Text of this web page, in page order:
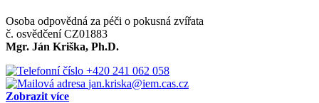
Osoba odpovědná za péči o pokusná zvířata
č. osvědčení CZ01883
Mgr. Ján Kriška, Ph.D.
+420 241 062 058
jan.kriska@iem.cas.cz
Zobrazit více